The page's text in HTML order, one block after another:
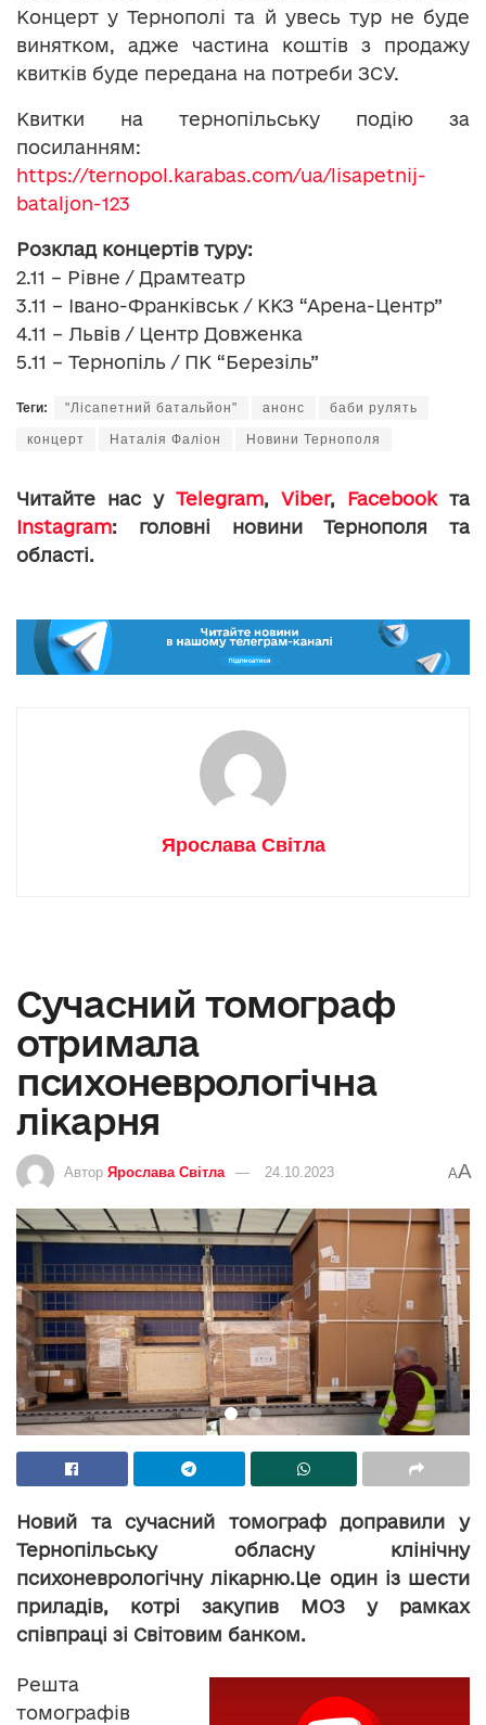
Концерт у Тернополі та й увесь тур не буде
винятком, адже частина коштів з продажу
квитків буде передана на потреби ЗСУ.
Квитки на тернопільську подію за
посиланням:
https://ternopol.karabas.com/ua/lisapetnij-
bataljon-123
Розклад концертів туру:
2.11 – Рівне / Драмтеатр
3.11 – Івано-Франківськ / ККЗ “Арена-Центр”
4.11 – Львів / Центр Довженка
5.11 – Тернопіль / ПК “Березіль”
Теги: "Лісапетний батальйон" анонс баби рулять
концерт Наталія Фаліон Новини Тернополя
Читайте нас у Telegram, Viber, Facebookта
Instagram: головні новини Тернополя та
області.
Ярослава Світла
Сучасний томограф
отримала
психоневрологічна
лікарня
Автор Ярослава Світла 24.10.2023 AA
Новий та сучасний томограф доправили у
Тернопільську обласну клінічну
психоневрологічну лікарню.Це один із шести
приладів, котрі закупив МОЗ у рамках
співпраці зі Світовим банком.
Решта
томографів